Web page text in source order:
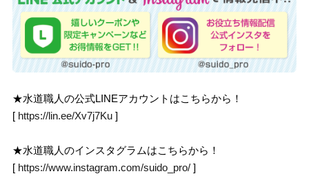
★水道職人の公式LINEアカウントはこちらから！
[ https://lin.ee/Xv7j7Ku ]
★水道職人のインスタグラムはこちらから！
[ https://www.instagram.com/suido_pro/ ]